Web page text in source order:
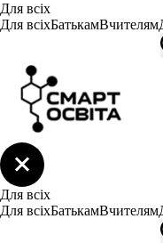
Для всіх
Для всіхБатькамВчителям
Для всіх
Для всіхБатькамВчителям